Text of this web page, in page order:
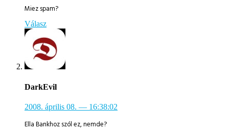
Miez spam?
Válasz
DarkEvil
2008. április 08. — 16:38:02
Ella Bankhoz szól ez, nemde?